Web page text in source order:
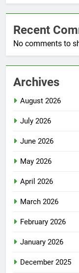
Recent
No comments to
Archives
August 2026
July 2026
June 2026
May 2026
April 2026
March 2026
February 2026
January 2026
December 2025